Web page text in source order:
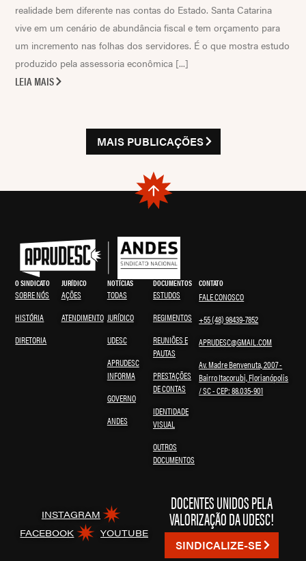
realidade bem diferente nas contas do Estado. Santa Catarina
vive em um cenário de abundância fiscal e tem orçamento para
um incremento nas folhas dos servidores. É o que mostra estudo
produzido pela assessoria econômica [...]
LEIA MAIS
MAIS PUBLICAÇÕES
O SINDICATO
SOBRE NÓS
HISTÓRIA
DIRETORIA
JURÍDICO
AÇÕES
ATENDIMENTO
NOTÍCIAS
TODAS
JURÍDICO
UDESC
APRUDESC
INFORMA
GOVERNO
ANDES
DOCUMENTOS
ESTUDOS
REGIMENTOS
REUNIÕES E
PAUTAS
PRESTAÇÕES
DE CONTAS
IDENTIDADE
VISUAL
OUTROS
DOCUMENTOS
CONTATO
FALE CONOSCO
+55 (48) 98439-7852
APRUDESC@GMAIL.COM
Av. Madre Benvenuta, 2007 -
Bairro Itacorubi, Florianópolis
/ SC - CEP: 88.035-901
DOCENTES UNIDOS PELA
VALORIZAÇÃO DA UDESC!
SINDICALIZE-SE
INSTAGRAM
FACEBOOK
YOUTUBE